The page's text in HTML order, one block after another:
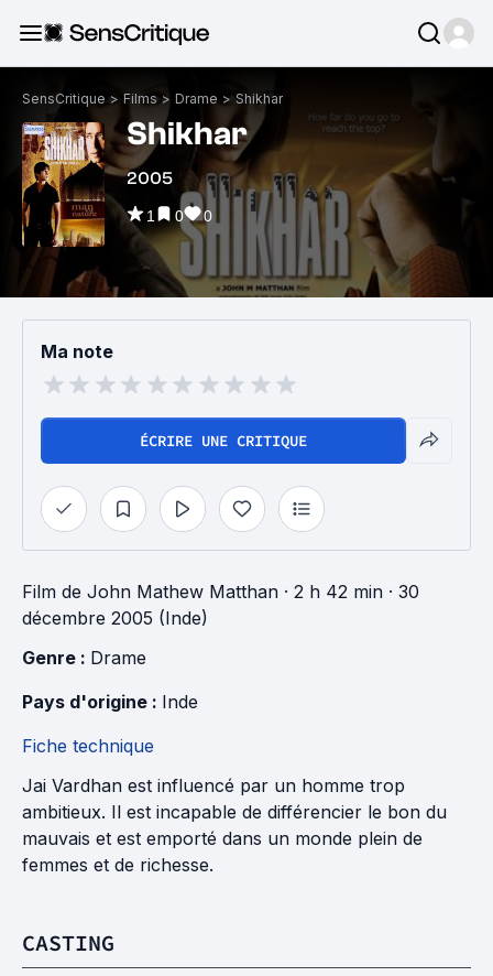
SensCritique > Films > Drame > Shikhar
Shikhar
2005
1 0 0
Ma note
ÉCRIRE UNE CRITIQUE
Film de John Mathew Matthan · 2 h 42 min · 30
décembre 2005 (Inde)
Genre : Drame
Pays d'origine : Inde
Fiche technique
Jai Vardhan est influencé par un homme trop
ambitieux. Il est incapable de différencier le bon du
mauvais et est emporté dans un monde plein de
femmes et de richesse.
CASTING